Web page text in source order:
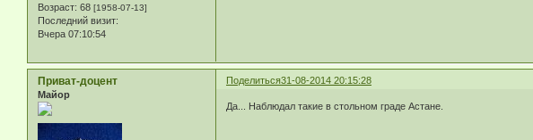
Возраст: 68 [1958-07-13]
Последний визит:
Вчера 07:10:54
Поделиться31-08-2014 20:15:28
Приват-доцент
Майор
Да... Наблюдал такие в стольном граде Астане.